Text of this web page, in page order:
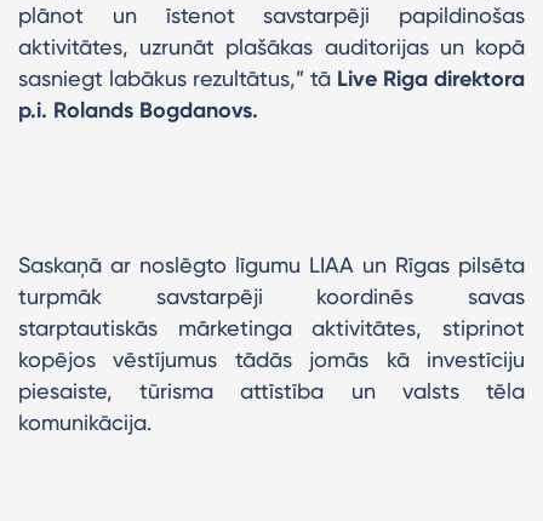
plānot un īstenot savstarpēji papildinošas
aktivitātes, uzrunāt plašākas auditorijas un kopā
sasniegt labākus rezultātus,” tā Live Riga direktora
p.i. Rolands Bogdanovs.
Saskaņā ar noslēgto līgumu LIAA un Rīgas pilsēta
turpmāk savstarpēji koordinēs savas
starptautiskās mārketinga aktivitātes, stiprinot
kopējos vēstījumus tādās jomās kā investīciju
piesaiste, tūrisma attīstība un valsts tēla
komunikācija.